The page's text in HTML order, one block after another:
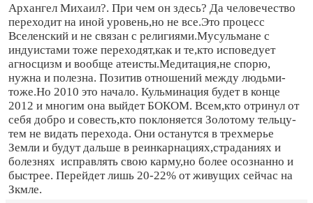
Архангел Михаил?. При чем он здесь? Да человечество
переходит на иной уровень,но не все.Это процесс
Вселенский и не связан с религиями.Мусульмане с
индуистами тоже переходят,как и те,кто исповедует
агносцизм и вообще атеисты.Медитация,не спорю,
нужна и полезна. Позитив отношений между людьми-
тоже.Но 2010 это начало. Кульминация будет в конце
2012 и многим она выйдет БОКОМ. Всем,кто отринул от
себя добро и совесть,кто поклоняется Золотому тельцу-
тем не видать перехода. Они останутся в трехмерье
Земли и будут дальше в реинкарнациях,страданиях и
болезнях исправлять свою карму,но более осознанно и
быстрее. Перейдет лишь 20-22% от живущих сейчас на
Зкмле.